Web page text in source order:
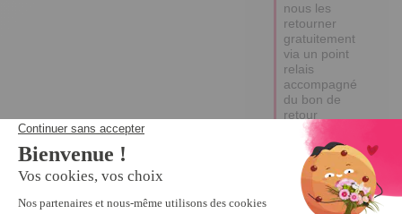
nous les
retourner
gratuitement
via un point
relais
accompagné
du bon de
retour
échange
situé au dos
de la facture.
Bonne
journée.
Maxime